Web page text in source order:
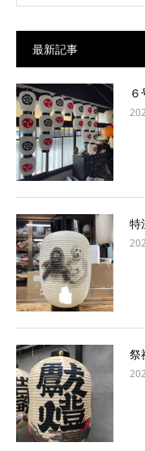
最新記事
特
祭